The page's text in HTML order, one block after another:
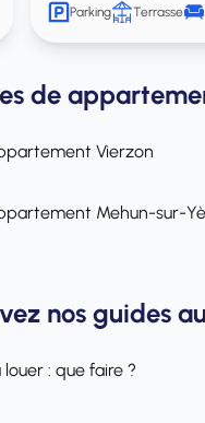
Parking Terrasse
de
Vierzon
Mehun-sur-
nos guides
: que faire ?